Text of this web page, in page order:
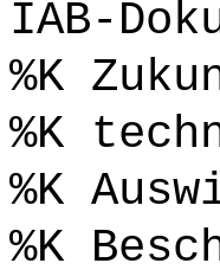
IAB-
%K
%K
%K
%K